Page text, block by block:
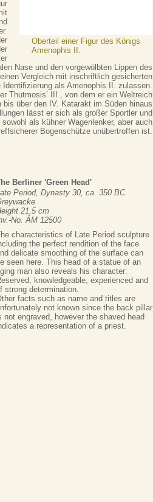
Oberteil einer Figur des Königs
Amenophis II.
Nase und den vorgewölbten Lippen des
Vergleich mit inschriftlich gesicherten
Identifizierung als Amenophis II. zulassen.
Thutmosis’ III., von dem er ein Weltreich
über den IV. Katarakt im Süden hinaus
lässt er sich als großer Sportler und
als kühner Wagenlenker, aber auch
Bogenschütze unübertroffen ist.
Berliner 'Green Head'
Period, Dynasty 30, ca. 350 BC
21,5 cm
No. ÄM 12500
characteristics of Late Period sculpture
the perfect rendition of the face
delicate smoothing of the surface can
seen here. This head of a statue of an
man also reveals his character:
knowledgeable, experienced and
strong determination.
facts such as name and titles are
not known since the back pillar
not engraved, however the shaved head
a representation of a priest.